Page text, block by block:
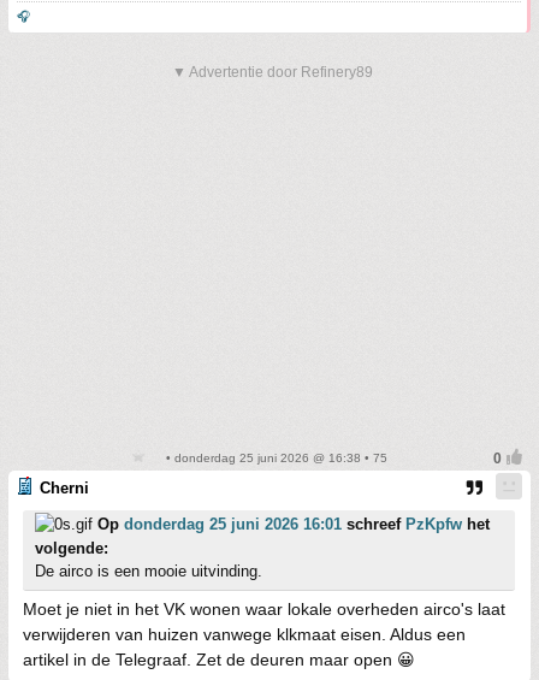
🎧
▼ Advertentie door Refinery89
• donderdag 25 juni 2026 @ 16:38 • 75
Cherni
Op donderdag 25 juni 2026 16:01 schreef PzKpfw het
volgende:
De airco is een mooie uitvinding.
Moet je niet in het VK wonen waar lokale overheden airco's laat
verwijderen van huizen vanwege klkmaat eisen. Aldus een
artikel in de Telegraaf. Zet de deuren maar open 😀